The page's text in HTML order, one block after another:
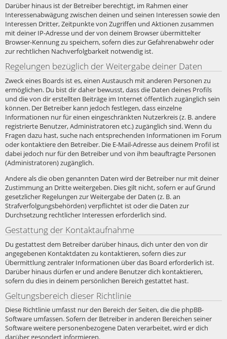
Darüber hinaus ist der Betreiber berechtigt, im Rahmen einer
Interessenabwägung zwischen deinen und seinen Interessen sowie den
Interessen Dritter, Zeitpunkte von Zugriffen und Aktionen zusammen
mit deiner IP-Adresse und der von deinem Browser übermittelter
Browser-Kennung zu speichern, sofern dies zur Gefahrenabwehr oder
zur rechtlichen Nachverfolgbarkeit notwendig ist.
Regelungen bezüglich der Weitergabe deiner Daten
Zweck eines Boards ist es, einen Austausch mit anderen Personen zu
ermöglichen. Du bist dir daher bewusst, dass die Daten deines Profils
und die von dir erstellten Beiträge im Internet öffentlich zugänglich sein
können. Der Betreiber kann jedoch festlegen, dass einzelne
Informationen nur für einen eingeschränkten Nutzerkreis (z. B. andere
registrierte Benutzer, Administratoren etc.) zugänglich sind. Wenn du
Fragen dazu hast, suche nach entsprechenden Informationen im Forum
oder kontaktiere den Betreiber. Die E-Mail-Adresse aus deinem Profil ist
dabei jedoch nur für den Betreiber und von ihm beauftragte Personen
(Administratoren) zugänglich.
Andere als die oben genannten Daten wird der Betreiber nur mit deiner
Zustimmung an Dritte weitergeben. Dies gilt nicht, sofern er auf Grund
gesetzlicher Regelungen zur Weitergabe der Daten (z. B. an
Strafverfolgungsbehörden) verpflichtet ist oder die Daten zur
Durchsetzung rechtlicher Interessen erforderlich sind.
Gestattung der Kontaktaufnahme
Du gestattest dem Betreiber darüber hinaus, dich unter den von dir
angegebenen Kontaktdaten zu kontaktieren, sofern dies zur
Übermittlung zentraler Informationen über das Board erforderlich ist.
Darüber hinaus dürfen er und andere Benutzer dich kontaktieren,
sofern du dies in deinem persönlichen Bereich gestattet hast.
Geltungsbereich dieser Richtlinie
Diese Richtlinie umfasst nur den Bereich der Seiten, die die phpBB-
Software umfassen. Sofern der Betreiber in anderen Bereichen seiner
Software weitere personenbezogene Daten verarbeitet, wird er dich
darüber gesondert informieren.